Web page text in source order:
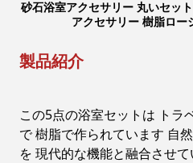
砂石浴室アクセサリー 丸いセッ
アクセサリー 樹脂ロー
製品紹介
この5点の浴室セットは トラ
で 樹脂で作られています 自
を 現代的な機能と融合させ